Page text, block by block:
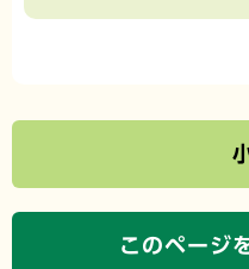
このページ